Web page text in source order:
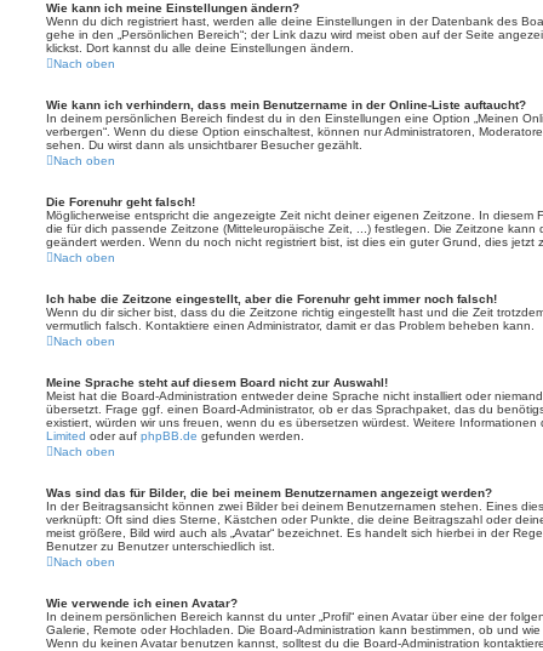
Wie kann ich meine Einstellungen ändern?
Wenn du dich registriert hast, werden alle deine Einstellungen in der Datenbank des
gehe in den „Persönlichen Bereich“; der Link dazu wird meist oben auf der Seite
klickst. Dort kannst du alle deine Einstellungen ändern.
Nach oben
Wie kann ich verhindern, dass mein Benutzername in der Online-Liste auftaucht?
In deinem persönlichen Bereich findest du in den Einstellungen eine Option „Meinen
verbergen“. Wenn du diese Option einschaltest, können nur Administratoren,
sehen. Du wirst dann als unsichtbarer Besucher gezählt.
Nach oben
Die Forenuhr geht falsch!
Möglicherweise entspricht die angezeigte Zeit nicht deiner eigenen Zeitzone. In diesem
die für dich passende Zeitzone (Mitteleuropäische Zeit, ...) festlegen. Die Zeitzone kann
geändert werden. Wenn du noch nicht registriert bist, ist dies ein guter Grund, dies jetzt
Nach oben
Ich habe die Zeitzone eingestellt, aber die Forenuhr geht immer noch falsch!
Wenn du dir sicher bist, dass du die Zeitzone richtig eingestellt hast und die Zeit
vermutlich falsch. Kontaktiere einen Administrator, damit er das Problem beheben kann.
Nach oben
Meine Sprache steht auf diesem Board nicht zur Auswahl!
Meist hat die Board-Administration entweder deine Sprache nicht installiert oder
übersetzt. Frage ggf. einen Board-Administrator, ob er das Sprachpaket, das du
existiert, würden wir uns freuen, wenn du es übersetzen würdest. Weitere
Limited oder auf phpBB.de gefunden werden.
Nach oben
Was sind das für Bilder, die bei meinem Benutzernamen angezeigt werden?
In der Beitragsansicht können zwei Bilder bei deinem Benutzernamen stehen. Eines
verknüpft: Oft sind dies Sterne, Kästchen oder Punkte, die deine Beitragszahl oder
meist größere, Bild wird auch als „Avatar“ bezeichnet. Es handelt sich hierbei in der
Benutzer zu Benutzer unterschiedlich ist.
Nach oben
Wie verwende ich einen Avatar?
In deinem persönlichen Bereich kannst du unter „Profil“ einen Avatar über eine der
Galerie, Remote oder Hochladen. Die Board-Administration kann bestimmen, ob und
Wenn du keinen Avatar benutzen kannst, solltest du die Board-Administration